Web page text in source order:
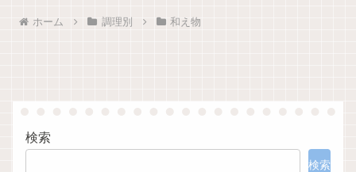
ホーム 調理別 和え物
検索
検索